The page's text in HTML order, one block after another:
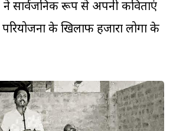
ने सार्वजनिक रूप से अपनी कविताएं
के खिलाफ हजारों लोगों के